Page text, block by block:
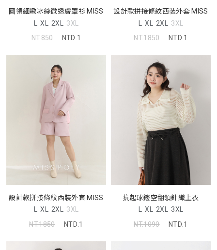
圓領細緻冰絲微透膚罩衫 MISS
L XL 2XL 3XL
NT.850
NTD.1
設計款拼接條紋西裝外套 MISS
L XL 2XL 3XL
NT.1850
NTD.1
設計款拼接條紋西裝外套 MISS
L XL 2XL 3XL
NT.1850
NTD.1
抗起球鏤空翻領針織上衣
L XL 2XL 3XL
NT.1090
NTD.1